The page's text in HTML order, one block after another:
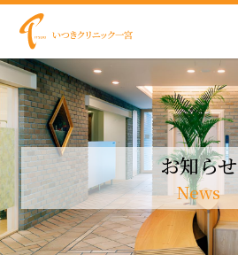
content
お知らせ
News